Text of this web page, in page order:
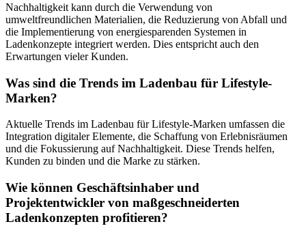
Nachhaltigkeit kann durch die Verwendung von
umweltfreundlichen Materialien, die Reduzierung von Abfall und
die Implementierung von energiesparenden Systemen in
Ladenkonzepte integriert werden. Dies entspricht auch den
Erwartungen vieler Kunden.
Was sind die Trends im Ladenbau für Lifestyle-
Marken?
Aktuelle Trends im Ladenbau für Lifestyle-Marken umfassen die
Integration digitaler Elemente, die Schaffung von Erlebnisräumen
und die Fokussierung auf Nachhaltigkeit. Diese Trends helfen,
Kunden zu binden und die Marke zu stärken.
Wie können Geschäftsinhaber und
Projektentwickler von maßgeschneiderten
Ladenkonzepten profitieren?